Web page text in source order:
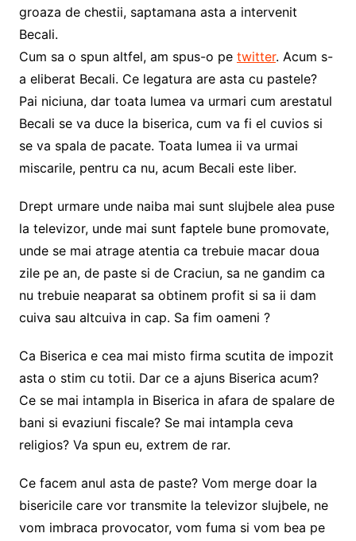
groaza de chestii, saptamana asta a intervenit
Becali.
Cum sa o spun altfel, am spus-o pe twitter. Acum s-
a eliberat Becali. Ce legatura are asta cu pastele?
Pai niciuna, dar toata lumea va urmari cum arestatul
Becali se va duce la biserica, cum va fi el cuvios si
se va spala de pacate. Toata lumea ii va urmai
miscarile, pentru ca nu, acum Becali este liber.
Drept urmare unde naiba mai sunt slujbele alea puse
la televizor, unde mai sunt faptele bune promovate,
unde se mai atrage atentia ca trebuie macar doua
zile pe an, de paste si de Craciun, sa ne gandim ca
nu trebuie neaparat sa obtinem profit si sa ii dam
cuiva sau altcuiva in cap. Sa fim oameni ?
Ca Biserica e cea mai misto firma scutita de impozit
asta o stim cu totii. Dar ce a ajuns Biserica acum?
Ce se mai intampla in Biserica in afara de spalare de
bani si evaziuni fiscale? Se mai intampla ceva
religios? Va spun eu, extrem de rar.
Ce facem anul asta de paste? Vom merge doar la
bisericile care vor transmite la televizor slujbele, ne
vom imbraca provocator, vom fuma si vom bea pe